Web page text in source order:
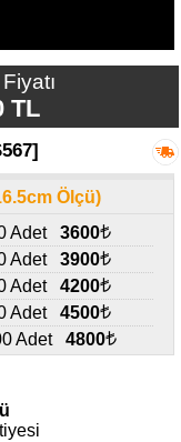
TL
Ölçü)
Adet
3600
Adet
3900
Adet
4200
Adet
4500
Adet
4800